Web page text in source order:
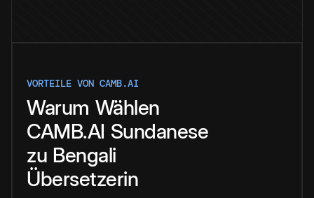
VORTEILE VON CAMB.AI
Warum Wählen
CAMB.AI Sundanese
zu Bengali
Übersetzerin